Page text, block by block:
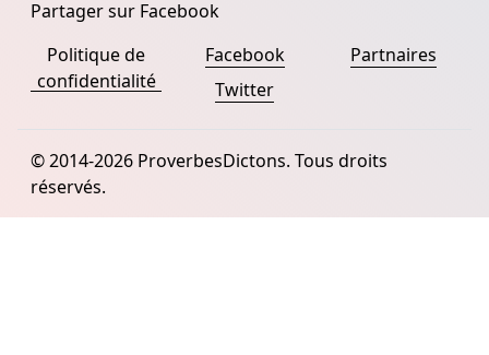
Partager sur Facebook
Politique de
confidentialité
Facebook
Twitter
Partnaires
© 2014-2026 ProverbesDictons. Tous droits
réservés.